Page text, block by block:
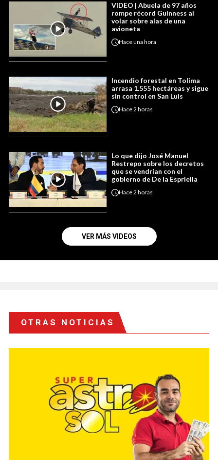
VIDEO | Abuela de 97 años
rompe récord Guinness al
volar sobre alas de una
avioneta
Haceuna hora
Incendio forestal en Tolima
arrasa 1.555 hectáreas y sigue
sin control en San Luis
Hace2 horas
Lo que dijo José Manuel
Restrepo sobre los decretos
que se vendrían con el
gobierno de De la Espriella
Hace2 horas
VER MÁS VIDEOS
OTRAS NOTICIAS